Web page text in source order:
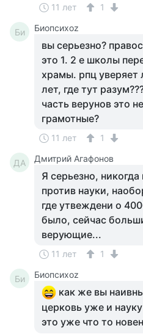
11 лет 1
Би Биопсихоz
вы серьезно?
это 1. 2 е школы
храмы. рпц уверяет
лет, где тут
часть верунов это
грамотные?
11 лет 1
ДА Дмитрий Агафонов
Я серьезно,
против науки,
где утвеждени о
было, сейчас
верующие...
11 лет 1
Би Биопсихоz
как же вы
церковь уже и
это уже что то